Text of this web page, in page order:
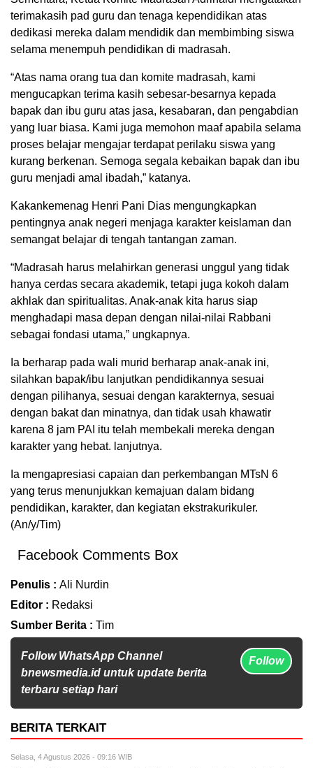
terimakasih pad guru dan tenaga kependidikan atas
dedikasi mereka dalam mendidik dan membimbing siswa
selama menempuh pendidikan di madrasah.
“Atas nama orang tua dan komite madrasah, kami
mengucapkan terima kasih sebesar-besarnya kepada
bapak dan ibu guru atas jasa, kesabaran, dan pengabdian
yang luar biasa. Kami juga memohon maaf apabila selama
proses belajar mengajar terdapat perilaku siswa yang
kurang berkenan. Semoga segala kebaikan bapak dan ibu
guru menjadi amal ibadah,” katanya.
Kakankemenag Henri Pani Dias mengungkapkan
pentingnya anak negeri menjaga karakter keislaman dan
semangat belajar di tengah tantangan zaman.
“Madrasah harus melahirkan generasi unggul yang tidak
hanya cerdas secara akademik, tetapi juga kokoh dalam
akhlak dan spiritualitas. Anak-anak kita harus siap
menghadapi masa depan dengan nilai-nilai Rabbani
sebagai fondasi utama,” ungkapnya.
Ia berharap pada wali murid berharap anak-anak ini,
silahkan bapak/ibu lanjutkan pendidikannya sesuai
dengan pilihanya, sesuai dengan karakternya, sesuai
dengan bakat dan minatnya, dan tidak usah khawatir
karena 8 jam PAI itu telah membekali mereka dengan
karakter yang hebat. lanjutnya.
Ia mengapresiasi capaian dan perkembangan MTsN 6
yang terus menunjukkan kemajuan dalam bidang
pendidikan, karakter, dan kegiatan ekstrakurikuler.
(An/y/Tim)
Facebook Comments Box
Penulis : Ali Nurdin
Editor : Redaksi
Sumber Berita : Tim
Follow WhatsApp Channel
bnewsmedia.id untuk update berita
terbaru setiap hari
Follow
BERITA TERKAIT
Selasa, 4 Agustus 2026 - 09:16 WIB